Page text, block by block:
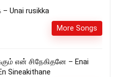
Unai rusikka
More Songs
என் சிநேகிதனே – Enai
Sineakithane